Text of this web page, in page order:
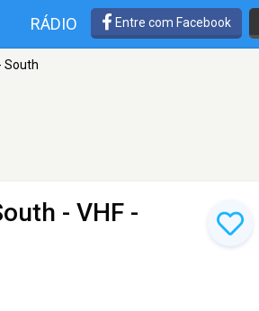
RÁDIO Entre com Facebook
South
- VHF -